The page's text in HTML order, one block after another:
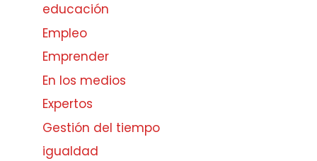
educación
Empleo
Emprender
En los medios
Expertos
Gestión del tiempo
igualdad